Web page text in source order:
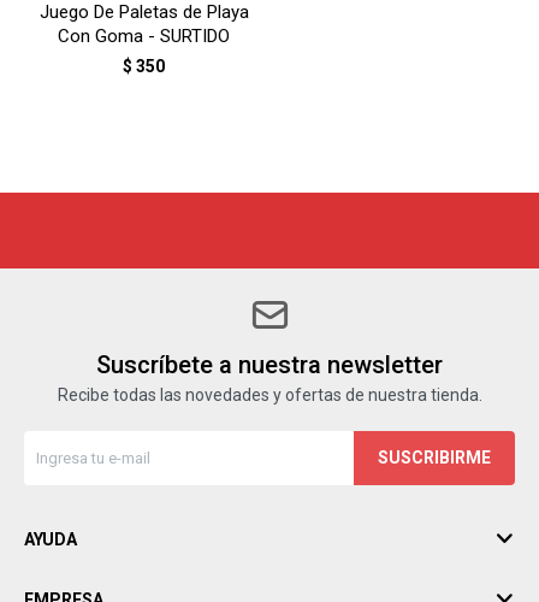
Juego De Paletas de Playa
Con Goma - SURTIDO
$ 350
Suscríbete a nuestra newsletter
Recibe todas las novedades y ofertas de nuestra tienda.
SUSCRIBIRME
AYUDA